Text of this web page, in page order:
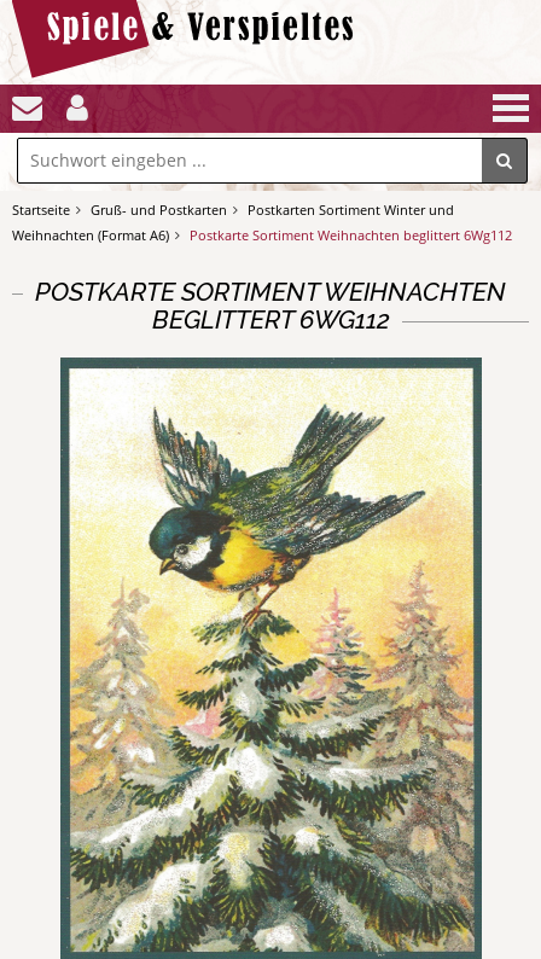
Startseite Gruß- und Postkarten
Postkarten Sortiment Winter und
Weihnachten (Format A6)
Postkarte Sortiment Weihnachten beglittert 6Wg112
POSTKARTE SORTIMENT WEIHNACHTEN
BEGLITTERT 6WG112